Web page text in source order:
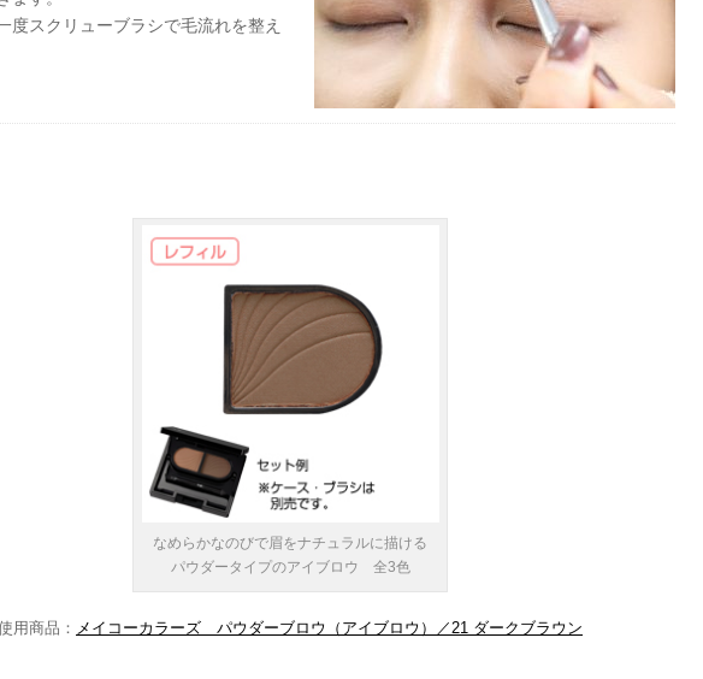
度スクリューブラシで毛流れを整え
なめらかなのびで眉をナチュラルに描ける
パウダータイプのアイブロウ 全3色
用商品： メイコーカラーズ パウダーブロウ（アイブロウ）／21 ダークブラウン